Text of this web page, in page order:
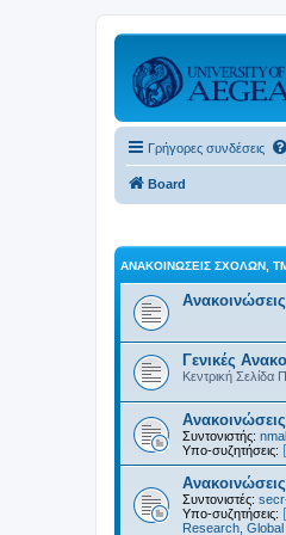
Γρήγορες συνδέσεις
Board
ΑΝΑΚΟΙΝΏΣΕΙΣ ΣΧΟΛΏΝ,
Γενικές
Κεντρική Σελίδα
Συντονιστής:
Υπο-συζητήσεις:
Συντονιστές:
Υπο-συζητήσεις:
Research,